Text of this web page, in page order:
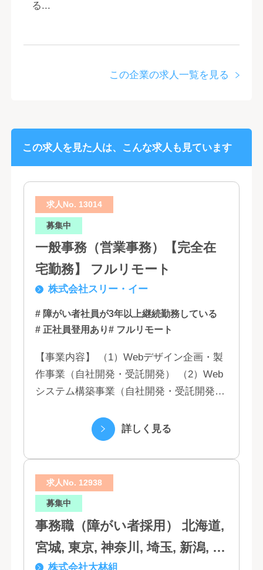
る...
この企業の求人一覧を見る
この求人を見た人は、こんな求人も見ています
求人No. 13014
募集中
一般事務（営業事務）【完全在
宅勤務】 フルリモート
株式会社スリー・イー
# 障がい者社員が3年以上継続勤務している
# 正社員登用あり# フルリモート
【事業内容】 （1）Webデザイン企画・製
作事業（自社開発・受託開発） （2）Web
システム構築事業（自社開発・受託開発）
（5）営業代行業務 （6...詳しく見る
求人No. 12938
募集中
事務職（障がい者採用） 北海道,
宮城, 東京, 神奈川, 埼玉, 新潟, 愛
株式会社大林組